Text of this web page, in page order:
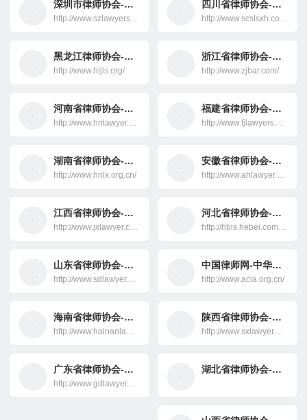
深圳市律师协会-法律援助
http://www.szlawyers.com/
四川省律师协会-法律援助
http://www.scslsxh.com/
黑龙江律师协会-法律援助
http://www.hljls.org/
浙江省律师协会-法律援助
http://www.zjbar.com/
河南省律师协会-法律援助
http://www.hnlawyer.org/
福建省律师协会-法律援助
http://www.fjlawyers.net/
湖南省律师协会-法律援助
http://www.hnlx.org.cn/
安徽省律师协会-法律援助
http://www.ahlawyer.com.cn/
江西省律师协会-法律援助
http://www.jxlawyer.com/
河北省律师协会-法律援助
http://hbls.hebei.com.cn/
山东省律师协会-法律援助
http://www.sdlawyer.org.cn/
中国律师网-中华全国律师协会
http://www.acla.org.cn/
海南省律师协会-法律援助
http://www.hainanlawyer.org/
陕西省律师协会-法律援助
http://www.sxlawyer.org/
广东省律师协会-法律援助
http://www.gdlawyer.org.cn/
湖北省律师协会-法律援助